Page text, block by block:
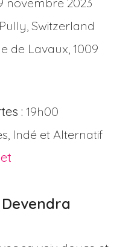
Switzerland
de Lavaux, 1009
: 19h00
Indé et Alternatif